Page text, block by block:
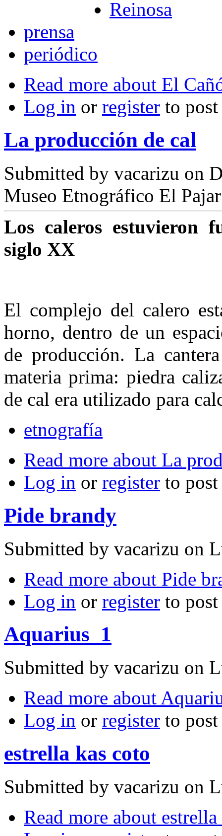
Reinosa
prensa
periódico
Read more about El
Log in or register to
La producción de cal
Submitted by vacarizu on
Museo Etnográfico El Pajar
Los caleros estuvieron
siglo XX
El complejo del calero
horno, dentro de un
de producción. La
materia prima: piedra
de cal era utilizado para
etnografía
Read more about La
Log in or register to
Pide brandy
Submitted by vacarizu on
Read more about Pide
Log in or register to
Aquarius_1
Submitted by vacarizu on
Read more about
Log in or register to
estrella kas coto
Submitted by vacarizu on
Read more about